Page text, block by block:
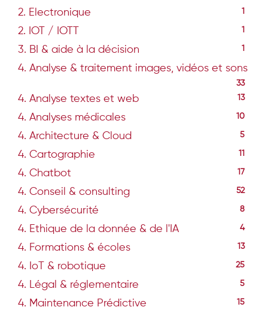
2. Electronique 1
2. IOT / IOTT 1
3. BI & aide à la décision 1
4. Analyse & traitement images, vidéos et sons
33
4. Analyse textes et web 13
4. Analyses médicales 10
4. Architecture & Cloud 5
4. Cartographie
4. Chatbot 17
4. Conseil & consulting 52
4. Cybersécurité 8
4. Ethique de la donnée & de l'IA 4
4. Formations & écoles 13
4. IoT & robotique 25
4. Légal & réglementaire 5
4. Maintenance Prédictive 15